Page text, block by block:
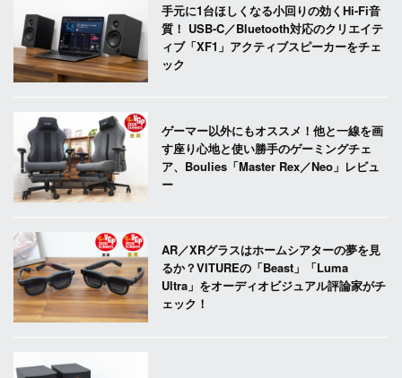
手元に1台ほしくなる小回りの効くHi-Fi音
質！ USB-C／Bluetooth対応のクリエイテ
ィブ「XF1」アクティブスピーカーをチェ
ック
ゲーマー以外にもオススメ！他と一線を画
す座り心地と使い勝手のゲーミングチェ
ア、Boulies「Master Rex／Neo」レビュ
ー
AR／XRグラスはホームシアターの夢を見
るか？VITUREの「Beast」「Luma
Ultra」をオーディオビジュアル評論家がチ
ェック！